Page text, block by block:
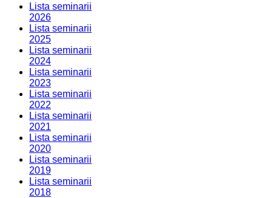
Lista seminarii
2026
Lista seminarii
2025
Lista seminarii
2024
Lista seminarii
2023
Lista seminarii
2022
Lista seminarii
2021
Lista seminarii
2020
Lista seminarii
2019
Lista seminarii
2018